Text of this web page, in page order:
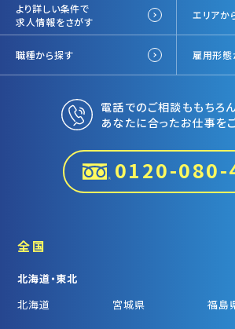
より詳しい条件で
求人情報をさがす
エリアか
職種から探す 雇用形態
電話でのご相談ももちろ
あなたに合ったお仕事を
0120-080-
全国
北海道・東北
北海道
宮城県 福島